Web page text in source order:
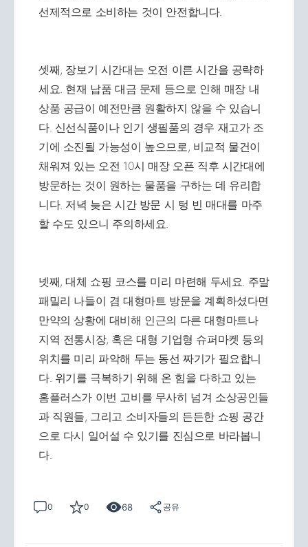
선제적으로 소비하는 것이 안전합니다.
셋째, 장보기 시간대는 오전 이른 시간을 공략하
세요. 현재 납품 대금 문제 등으로 인해 매장 내
상품 공급이 예전만큼 원활하지 않을 수 있습니
다. 신선식품이나 인기 생필품의 경우 재고가 조
기에 소진될 가능성이 높으므로, 비교적 물건이
채워져 있는 오전 10시 매장 오픈 직후 시간대에
방문하는 것이 원하는 물품을 구하는 데 유리합
니다. 저녁 늦은 시간 방문 시 텅 빈 매대를 마주
할 수도 있으니 주의하세요.
넷째, 대체 쇼핑 코스를 미리 마련해 두세요. 주말
패밀리 나들이 겸 대형마트 방문을 계획하셨다면
만약의 상황에 대비해 인근의 다른 대형마트나
지역 전통시장, 혹은 대형 기업형 슈퍼마켓 등의
위치를 미리 파악해 두는 동선 짜기가 필요합니
다. 위기를 극복하기 위해 온 힘을 다하고 있는
홈플러스가 이번 고비를 무사히 넘겨 소상공인들
과 직원들, 그리고 소비자들의 든든한 쇼핑 공간
으로 다시 일어설 수 있기를 진심으로 바라봅니
다.
0 0 68 공유